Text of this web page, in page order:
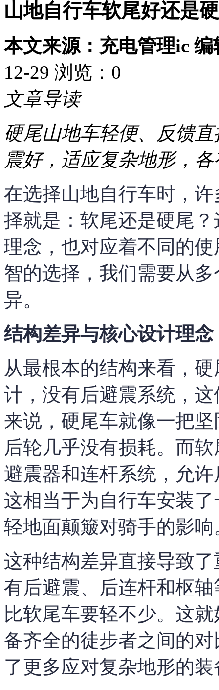
山地自行车软尾好还是
本文来源：充电管理ic
12-29 浏览： 0
文章导读
硬尾山地车轻便、反馈
震好，适应复杂地形，
在选择山地自行车时，
择就是：软尾还是硬尾
理念，也对应着不同的
智的选择，我们需要从
异。
结构差异与核心设计理念
从最根本的结构来看，
计，没有后避震系统，
来说，硬尾车就像一把
后轮几乎没有损耗。而
避震器和连杆系统，允
这相当于为自行车安装
轻地面颠簸对骑手的影响
这种结构差异直接导致
有后避震、后连杆和枢
比软尾车要轻不少。这
备齐全的徒步者之间的
了更多应对复杂地形的装